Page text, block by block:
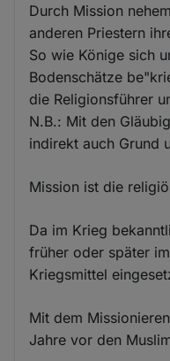
Durch Mission
anderen Priestern
So wie Könige sich
Bodenschätze
die Religionsführer
N.B.: Mit den
indirekt auch Grund
Mission ist die
Da im Krieg
früher oder später
Kriegsmittel
Mit dem
Jahre vor den